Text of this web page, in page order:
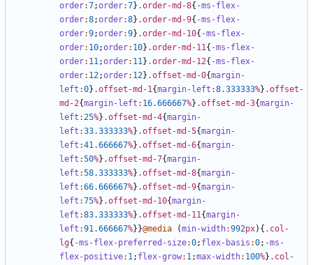
order:7;order:7} .order-md-8{ -ms-flex-
order:8;order:8} .order-md-9{ -ms-flex-
order:9;order:9} .order-md-10{ -ms-flex-
order: 10;order: 10} .order-md-11{ -ms-flex-
order: 11;order: 11} .order-md-12{ -ms-flex-
order: 12;order: 12} .offset-md-0{margin-
left :0} .offset-md-1{margin-left :8.333333%} .offset-
md-2{margin-left : 16.666667%} .offset-md-3{margin-
left :25%} .offset-md-4{margin-
left :33.333333%} .offset-md-5{margin-
left :41.666667%} .offset-md-6{margin-
left :50%} .offset-md-7{margin-
left :58.333333%} .offset-md-8{margin-
left :66.666667%} .offset-md-9{margin-
left :75%} .offset-md-10{margin-
left :83.333333%} .offset-md-11{margin-
left :91.666667%}}@media (min-width:992px){ .col-
lg{ -ms-flex-preferred-size:0; flex-basis :0; -ms-
flex-positive: 1; flex-grow: 1;max-width: 100%} .col-